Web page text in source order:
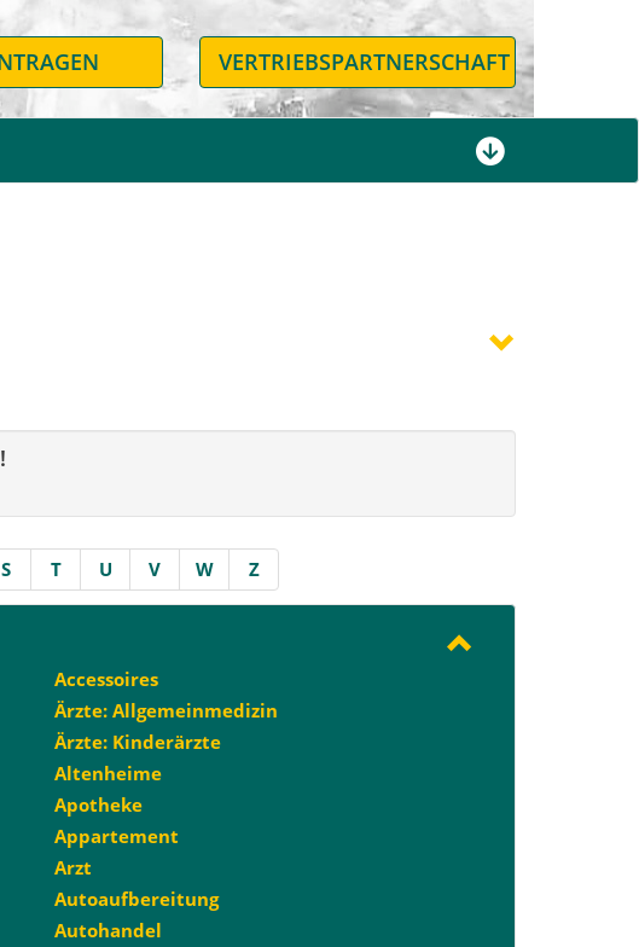
VERTRIEBSPARTNERSCHAFT
S T U V W Z
Accessoires
Ärzte: Allgemeinmedizin
Ärzte: Kinderärzte
Altenheime
Apotheke
Appartement
Arzt
Autoaufbereitung
Autohandel